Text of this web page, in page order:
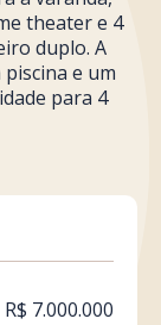
theater e 4
duplo. A
e um
para 4
R$ 7.000.000